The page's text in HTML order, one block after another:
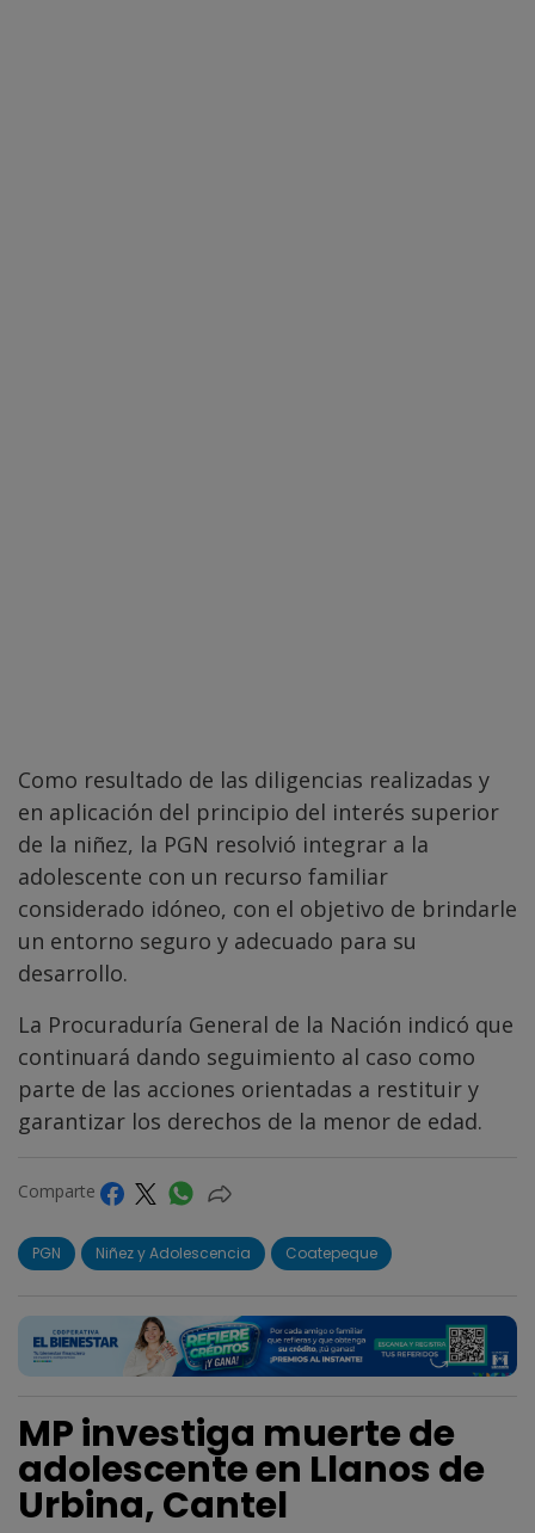
Como resultado de las diligencias realizadas y
en aplicación del principio del interés superior
de la niñez, la PGN resolvió integrar a la
adolescente con un recurso familiar
considerado idóneo, con el objetivo de brindarle
un entorno seguro y adecuado para su
desarrollo.
La Procuraduría General de la Nación indicó que
continuará dando seguimiento al caso como
parte de las acciones orientadas a restituir y
garantizar los derechos de la menor de edad.
Comparte
PGN Niñez y Adolescencia Coatepeque
MP investiga muerte de
adolescente en Llanos de
Urbina, Cantel